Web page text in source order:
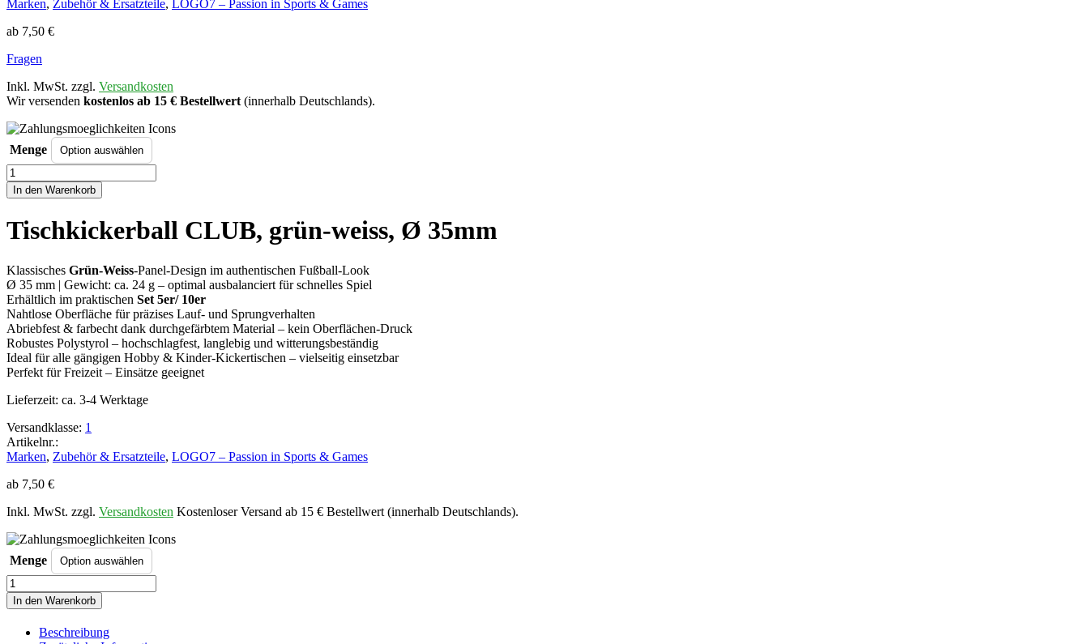
Marken, Zubehör & Ersatzteile, LOGO7 – Passion in Sports & Games
ab 7,50 €
Fragen
Inkl. MwSt. zzgl. Versandkosten
Wir versenden kostenlos ab 15 € Bestellwert (innerhalb Deutschlands).
Menge
Tischkickerball
CLUB,
grün-
Ø
35mm
In den Warenkorb
Tischkickerball CLUB, grün-weiss, Ø 35mm
Klassisches Grün-Weiss-Panel-Design im authentischen Fußball-Look
Ø 35 mm | Gewicht: ca. 24 g – optimal ausbalanciert für schnelles Spiel
Erhältlich im praktischen Set 5er/ 10er
Nahtlose Oberfläche für präzises Lauf- und Sprungverhalten
Abriebfest & farbecht dank durchgefärbtem Material – kein Oberflächen-Druck
Robustes Polystyrol – hochschlagfest, langlebig und witterungsbeständig
Ideal für alle gängigen Hobby & Kinder-Kickertischen – vielseitig einsetzbar
Perfekt für Freizeit – Einsätze geeignet
Lieferzeit: ca. 3-4 Werktage
Versandklasse: 1
Artikelnr.:
Marken, Zubehör & Ersatzteile, LOGO7 – Passion in Sports & Games
ab 7,50 €
Inkl. MwSt. zzgl. Versandkosten Kostenloser Versand ab 15 € Bestellwert (innerhalb Deutschlands).
Menge
Tischkickerball
CLUB,
grün-
In den Warenkorb
Beschreibung